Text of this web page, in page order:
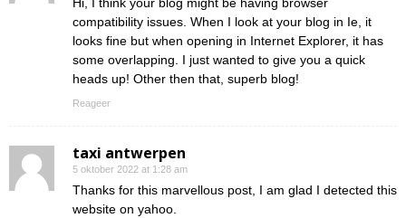
compatibility issues. When I look at your blog in Ie, it
looks fine but when opening in Internet Explorer, it has
some overlapping. I just wanted to give you a quick
heads up! Other then that, superb blog!
Reageer
taxi antwerpen
5 oktober 2022 at 1:28 am
Thanks for this marvellous post, I am glad I detected this
website on yahoo.